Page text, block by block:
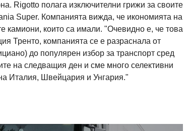
Rigotto полага изключителни грижи за своите
Super. Компанията вижда, че икономията на
камиони, които са имали. "Очевидно е, че това
Тренто, компанията се е разраснала от
до популярен избор за транспорт сред
на следващия ден и сме много селективни
Италия, Швейцария и Унгария."